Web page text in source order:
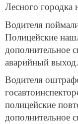
Лесного городка
Водителя
Полицейские
дополнительное
аварийный выход.
Водителя
полицейские
дополнительное